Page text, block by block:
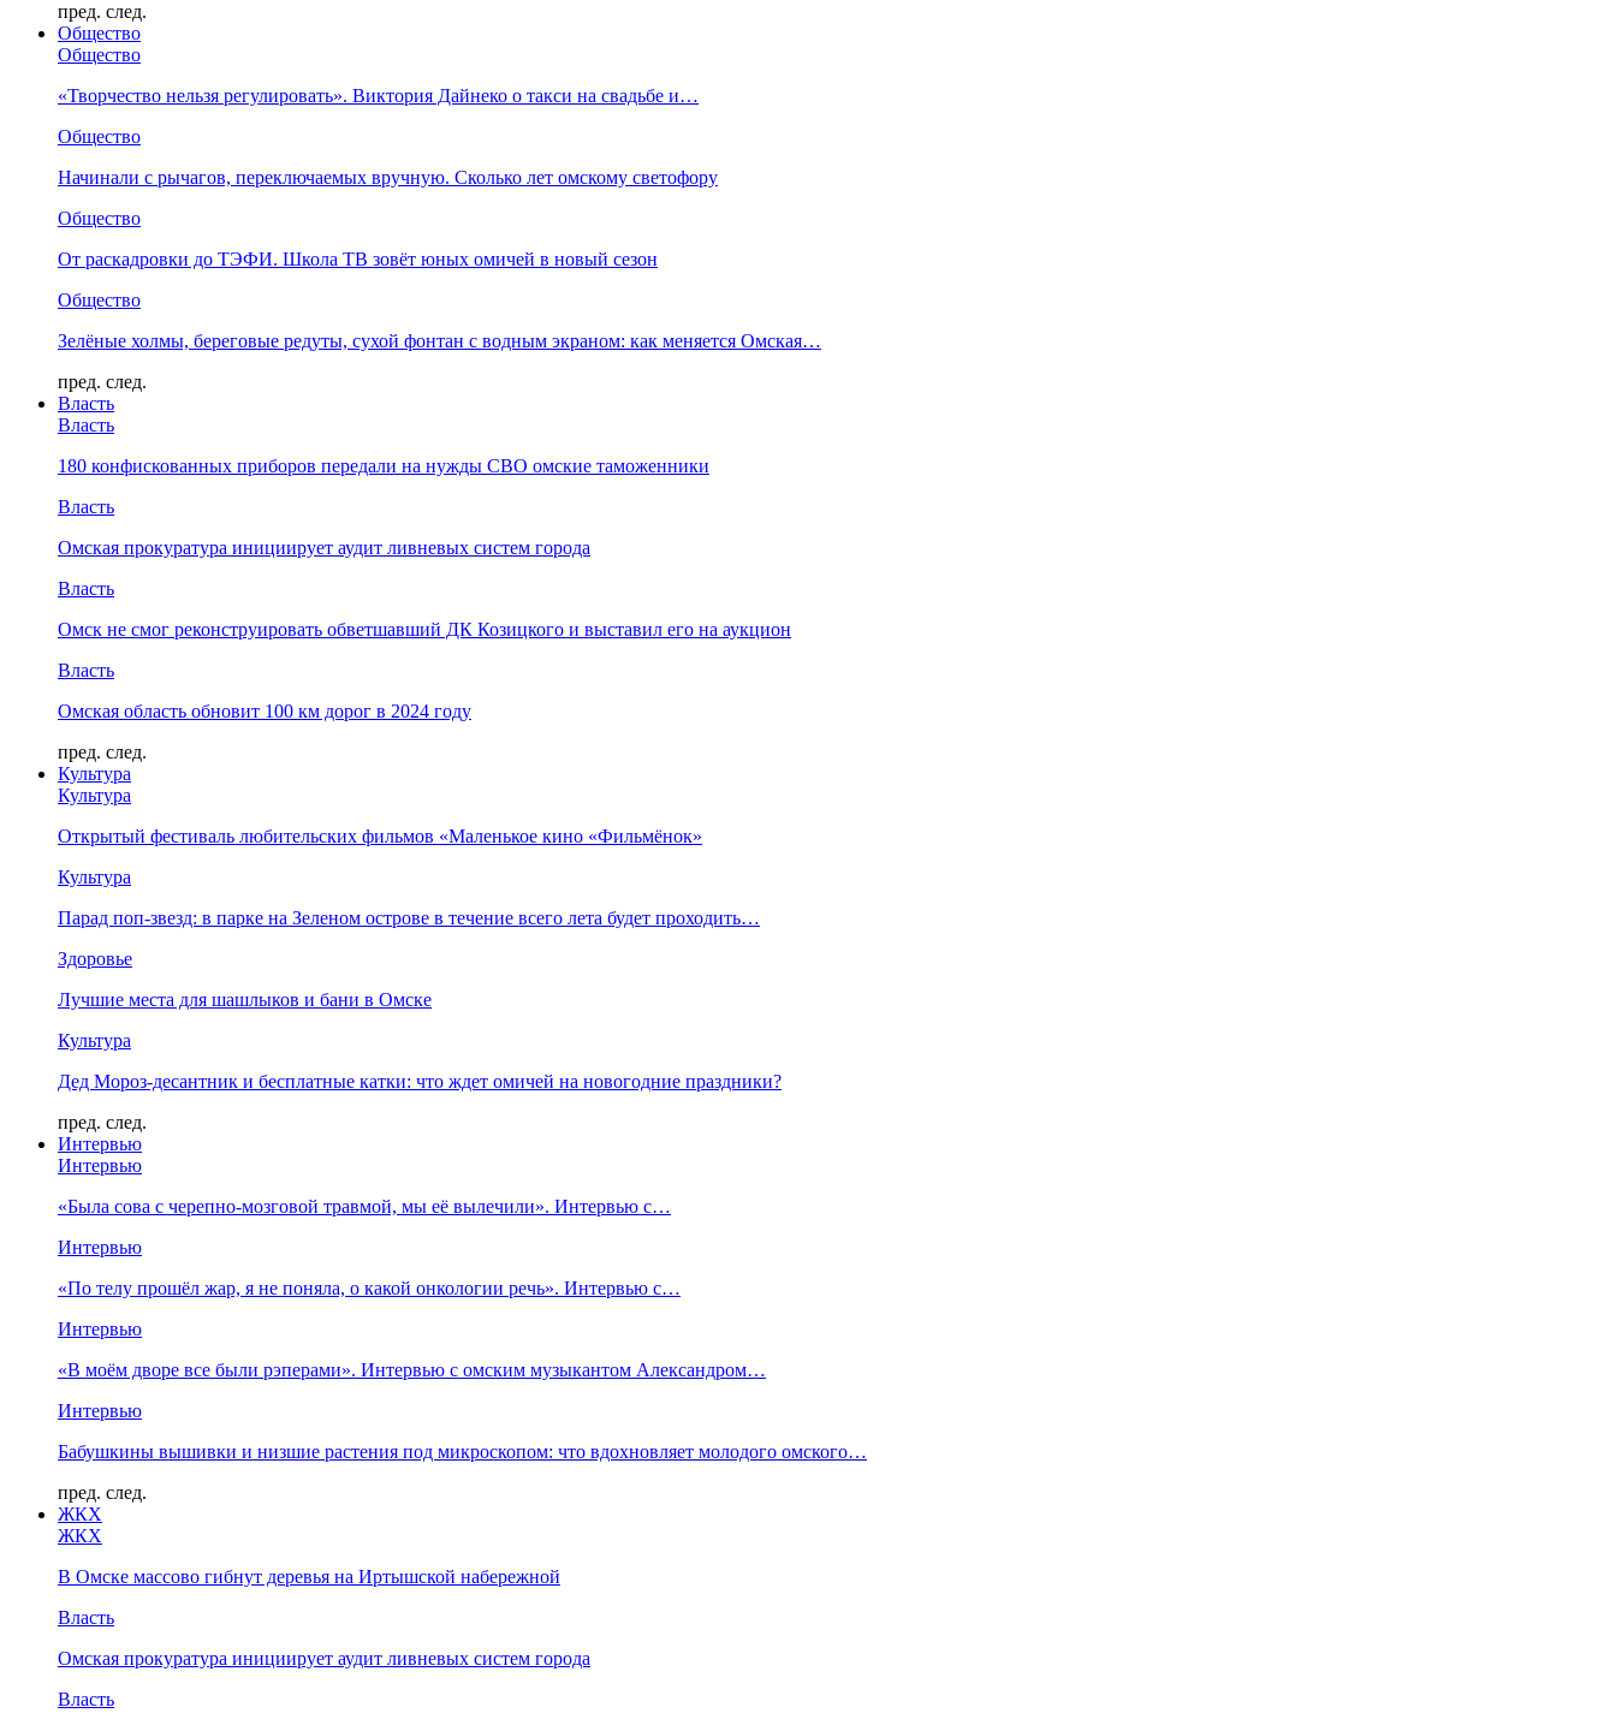
пред. след.
Общество
Общество
«Творчество нельзя регулировать». Виктория Дайнеко о такси на свадьбе и…
Общество
Начинали с рычагов, переключаемых вручную. Сколько лет омскому светофору
Общество
От раскадровки до ТЭФИ. Школа ТВ зовёт юных омичей в новый сезон
Общество
Зелёные холмы, береговые редуты, сухой фонтан с водным экраном: как меняется Омская…
пред. след.
Власть
Власть
180 конфискованных приборов передали на нужды СВО омские таможенники
Власть
Омская прокуратура инициирует аудит ливневых систем города
Власть
Омск не смог реконструировать обветшавший ДК Козицкого и выставил его на аукцион
Власть
Омская область обновит 100 км дорог в 2024 году
пред. след.
Культура
Культура
Открытый фестиваль любительских фильмов «Маленькое кино «Фильмёнок»
Культура
Парад поп-звезд: в парке на Зеленом острове в течение всего лета будет проходить…
Здоровье
Лучшие места для шашлыков и бани в Омске
Культура
Дед Мороз-десантник и бесплатные катки: что ждет омичей на новогодние праздники?
пред. след.
Интервью
Интервью
«Была сова с черепно-мозговой травмой, мы её вылечили». Интервью с…
Интервью
«По телу прошёл жар, я не поняла, о какой онкологии речь». Интервью с…
Интервью
«В моём дворе все были рэперами». Интервью с омским музыкантом Александром…
Интервью
Бабушкины вышивки и низшие растения под микроскопом: что вдохновляет молодого омского…
пред. след.
ЖКХ
ЖКХ
В Омске массово гибнут деревья на Иртышской набережной
Власть
Омская прокуратура инициирует аудит ливневых систем города
Власть